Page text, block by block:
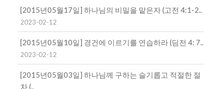
[2015년05월17일] 하나님의 비밀을 맡은자 (고전 4:1-2..
2023-02-12
[2015년05월10일] 경건에 이르기를 연습하라 (딤전 4: 7..
2023-02-12
[2015년05월03일] 하나님께 구하는 슬기롭고 적절한 절
차 (..